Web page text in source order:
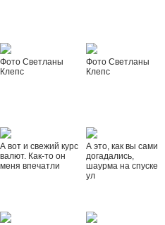
Фото Светланы
Клепс
Фото Светланы
Клепс
А вот и свежий курс
валют. Как-то он
меня впечатли
А это, как вы сами
догадались,
шаурма на спуске
ул